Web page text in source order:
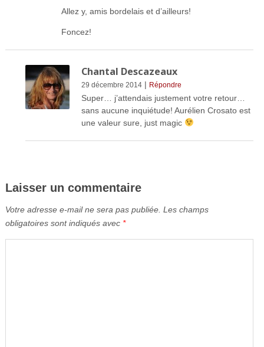
Allez y, amis bordelais et d’ailleurs!
Foncez!
Chantal Descazeaux
29 décembre 2014| Répondre
Super… j’attendais justement votre retour…
sans aucune inquiétude! Aurélien Crosato est
une valeur sure, just magic
Laisser un commentaire
Votre adresse e-mail ne sera pas publiée. Les champs
obligatoires sont indiqués avec *